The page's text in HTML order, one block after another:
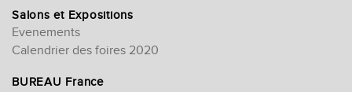
Salons et Expositions
Evenements
Calendrier des foires 2020
BUREAU France